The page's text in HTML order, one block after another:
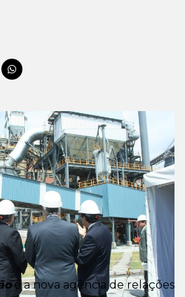
é a nova agência de relações